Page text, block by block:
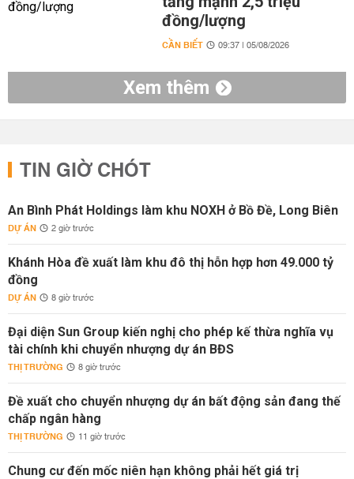
đồng/lượng
CẦN BIẾT 09:37 | 05/08/2026
Xem thêm
TIN GIỜ CHÓT
An Bình Phát Holdings làm khu NOXH ở Bồ Đề, Long Biên
DỰ ÁN 2 giờ trước
Khánh Hòa đề xuất làm khu đô thị hỗn hợp hơn 49.000 tỷ
đồng
DỰ ÁN 8 giờ trước
Đại diện Sun Group kiến nghị cho phép kế thừa nghĩa vụ
tài chính khi chuyển nhượng dự án BĐS
THỊ TRƯỜNG 8 giờ trước
Đề xuất cho chuyển nhượng dự án bất động sản đang thế
chấp ngân hàng
THỊ TRƯỜNG 11 giờ trước
Chung cư đến mốc niên hạn không phải hết giá trị